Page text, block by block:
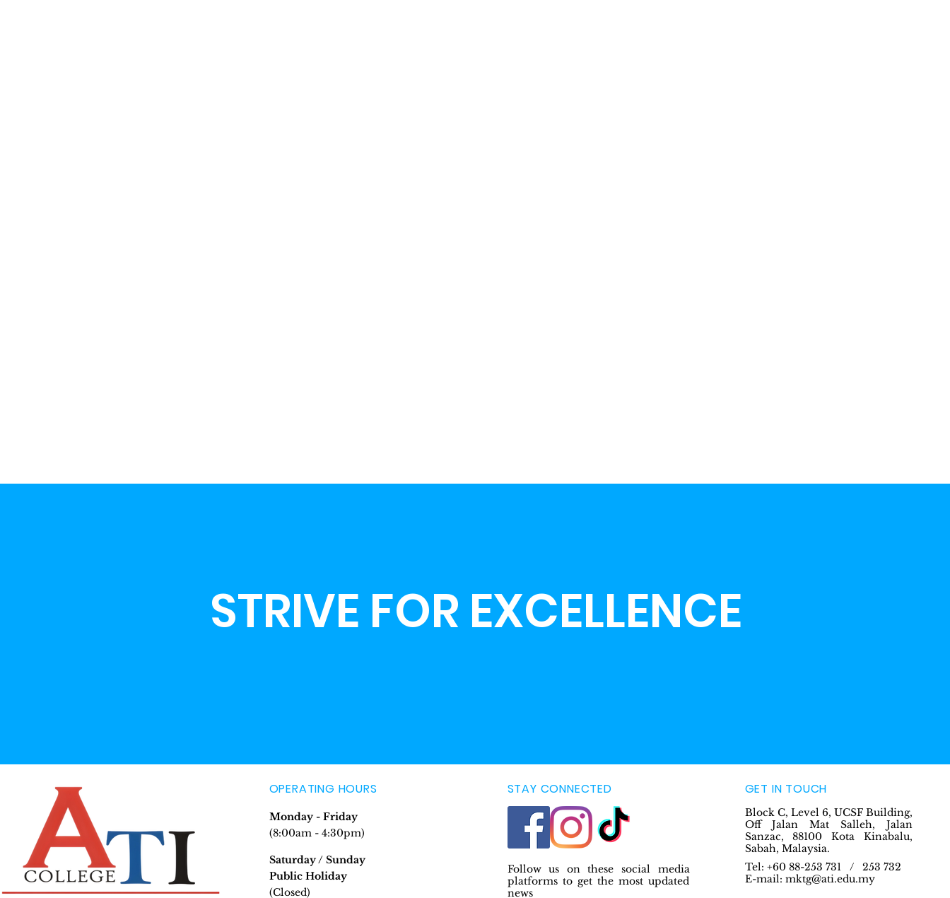
STRIVE FOR EXCELLENCE
OPERATING HOURS
Monday - Friday
(8:00am - 4:30pm)
Saturday / Sunday
Public Holiday
(Closed)
STAY CONNECTED
Follow us on these social media
platforms to get the most updated
news
GET IN TOUCH
Block C, Level 6, UCSF Building,
Off Jalan Mat Salleh, Jalan
Sanzac, 88100 Kota Kinabalu,
Sabah, Malaysia.
Tel: +60 88-253 731 / 253 732
E-mail: mktg@ati.edu.my